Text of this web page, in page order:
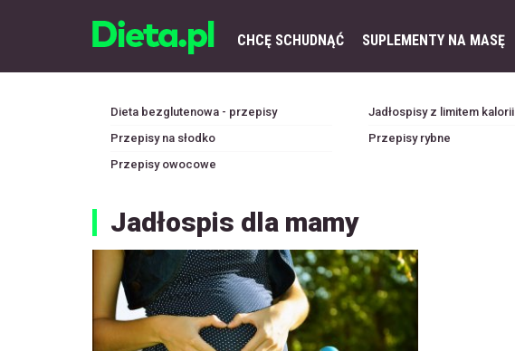
CHCĘ SCHUDNĄĆ SUPLEMENTY NA MASĘ
Dieta bezglutenowa - przepisy
Przepisy na słodko
Przepisy owocowe
Jadłospisy z limitem kalorii
Przepisy rybne
Jadłospis dla mamy